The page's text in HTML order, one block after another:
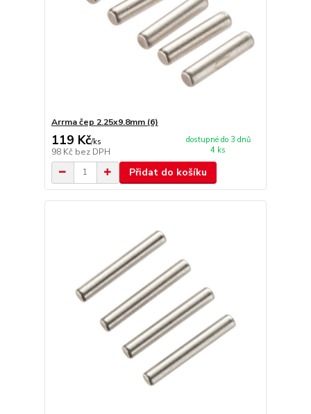
Arrma čep 2.25x9.8mm (6)
119 Kč/ks
98 Kč bez DPH
dostupné do 3 dnů
4 ks
Přidat do košíku